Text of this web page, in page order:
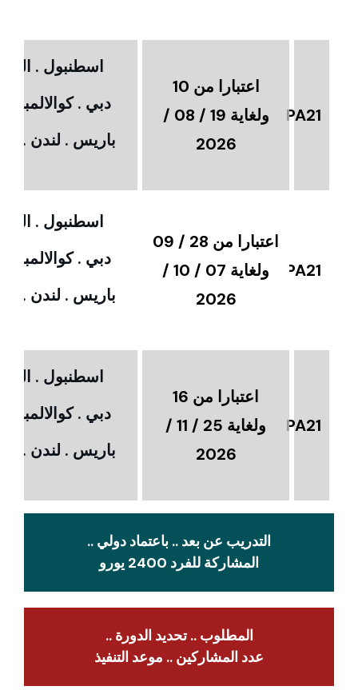
PA21
اعتبارا من 10
ولغاية 19 / 08 /
2026
اسطنبول .
دبي .
باريس . لندن .
PA21
اعتبارا من 28 / 09
ولغاية 07 / 10 /
2026
اسطنبول .
دبي .
باريس . لندن .
PA21
اعتبارا من 16
ولغاية 25 / 11 /
2026
اسطنبول .
دبي .
باريس . لندن .
التدريب عن بعد .. باعتماد دولي ..
المشاركة للفرد 2400 يورو
المطلوب .. تحديد الدورة ..
عدد المشاركين .. موعد التنفيذ